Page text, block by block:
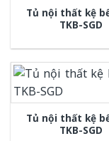
Tủ nội thất kệ
TKB-SGD
Tủ nội thất kệ
TKB-SGD